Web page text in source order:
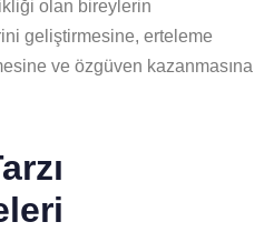
olan bireylerin
geliştirmesine, erteleme
ve özgüven kazanmasına